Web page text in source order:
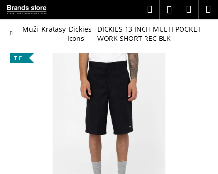
Přejít
na
obsah
HledatPřihlášení
košík
Domů
Muži Kraťasy Dickies
Icons
DICKIES 13 INCH MULTI POCKET
WORK SHORT REC BLK
TIP
K
o Zpět
Zpět
C
o